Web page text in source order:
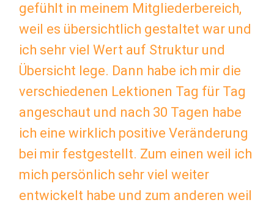
gefühlt in meinem Mitgliederbereich,
weil es übersichtlich gestaltet war und
ich sehr viel Wert auf Struktur und
Übersicht lege. Dann habe ich mir die
verschiedenen Lektionen Tag für Tag
angeschaut und nach 30 Tagen habe
ich eine wirklich positive Veränderung
bei mir festgestellt. Zum einen weil ich
mich persönlich sehr viel weiter
entwickelt habe und zum anderen weil